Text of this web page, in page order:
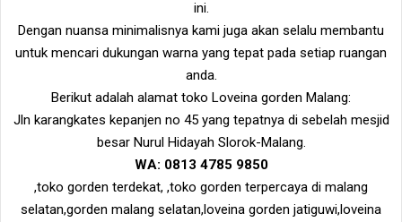
ini.
Dengan nuansa minimalisnya kami juga akan selalu membantu
untuk mencari dukungan warna yang tepat pada setiap ruangan
anda.
Berikut adalah alamat toko Loveina gorden Malang:
Jln karangkates kepanjen no 45 yang tepatnya di sebelah mesjid
besar Nurul Hidayah Slorok-Malang.
WA: 0813 4785 9850
,toko gorden terdekat, ,toko gorden terpercaya di malang
selatan,gorden malang selatan,loveina gorden jatiguwi,loveina